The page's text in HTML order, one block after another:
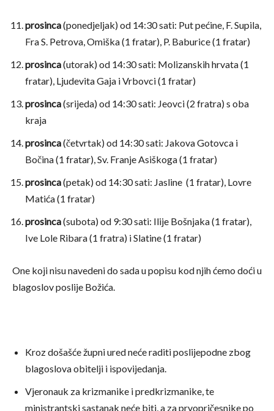
prosinca(ponedjeljak) od 14:30 sati: Put pećine, F. Supila,
Fra S. Petrova, Omiška (1 fratar), P. Baburice (1 fratar)
prosinca(utorak) od 14:30 sati: Molizanskih hrvata (1
fratar), Ljudevita Gaja i Vrbovci (1 fratar)
prosinca(srijeda) od 14:30 sati: Jeovci (2 fratra) s oba
kraja
prosinca(četvrtak) od 14:30 sati: Jakova Gotovca i
Bočina (1 fratar), Sv. Franje Asiškoga (1 fratar)
prosinca(petak) od 14:30 sati: Jasline (1 fratar), Lovre
Matića (1 fratar)
prosinca(subota) od 9:30 sati: Ilije Bošnjaka (1 fratar),
Ive Lole Ribara (1 fratra) i Slatine (1 fratar)
One koji nisu navedeni do sada u popisu kod njih ćemo doći u
blagoslov poslije Božića.
Kroz došašće župni ured neće raditi poslijepodne zbog
blagoslova obitelji i ispovijedanja.
Vjeronauk za krizmanike i predkrizmanike, te
ministrantski sastanak neće biti, a za prvopričesnike po